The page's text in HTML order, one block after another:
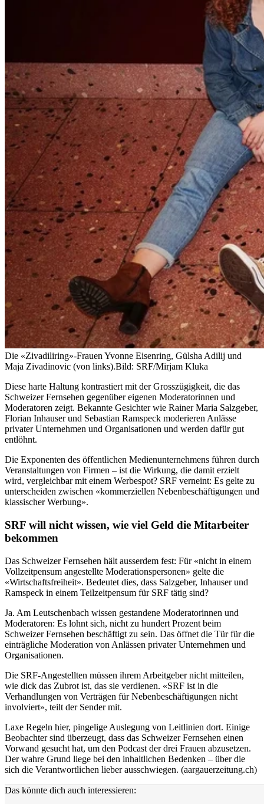
Die «Zivadiliring»-Frauen Yvonne Eisenring, Gülsha Adilij und
Maja Zivadinovic (von links).Bild: SRF/Mirjam Kluka
Diese harte Haltung kontrastiert mit der Grosszügigkeit, die das
Schweizer Fernsehen gegenüber eigenen Moderatorinnen und
Moderatoren zeigt. Bekannte Gesichter wie Rainer Maria Salzgeber,
Florian Inhauser und Sebastian Ramspeck moderieren Anlässe
privater Unternehmen und Organisationen und werden dafür gut
entlöhnt.
Die Exponenten des öffentlichen Medienunternehmens führen durch
Veranstaltungen von Firmen – ist die Wirkung, die damit erzielt
wird, vergleichbar mit einem Werbespot? SRF verneint: Es gelte zu
unterscheiden zwischen «kommerziellen Nebenbeschäftigungen und
klassischer Werbung».
SRF will nicht wissen, wie viel Geld die Mitarbeiter
bekommen
Das Schweizer Fernsehen hält ausserdem fest: Für «nicht in einem
Vollzeitpensum angestellte Moderationspersonen» gelte die
«Wirtschaftsfreiheit». Bedeutet dies, dass Salzgeber, Inhauser und
Ramspeck in einem Teilzeitpensum für SRF tätig sind?
Ja. Am Leutschenbach wissen gestandene Moderatorinnen und
Moderatoren: Es lohnt sich, nicht zu hundert Prozent beim
Schweizer Fernsehen beschäftigt zu sein. Das öffnet die Tür für die
einträgliche Moderation von Anlässen privater Unternehmen und
Organisationen.
Die SRF-Angestellten müssen ihrem Arbeitgeber nicht mitteilen,
wie dick das Zubrot ist, das sie verdienen. «SRF ist in die
Verhandlungen von Verträgen für Nebenbeschäftigungen nicht
involviert», teilt der Sender mit.
Laxe Regeln hier, pingelige Auslegung von Leitlinien dort. Einige
Beobachter sind überzeugt, dass das Schweizer Fernsehen einen
Vorwand gesucht hat, um den Podcast der drei Frauen abzusetzen.
Der wahre Grund liege bei den inhaltlichen Bedenken – über die
sich die Verantwortlichen lieber ausschwiegen. (aargauerzeitung.ch)
Das könnte dich auch interessieren: